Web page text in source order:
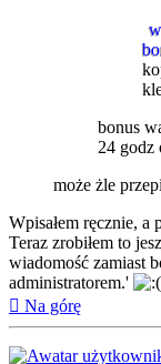
bonus
24 godz
może żle
Wpisałem ręcznie, a
Teraz zrobiłem to
wiadomość zamiast
administratorem.'
Na górę